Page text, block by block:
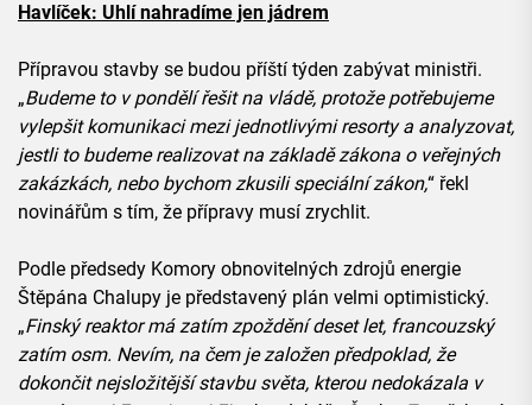
Havlíček: Uhlí nahradíme jen jádrem
Přípravou stavby se budou příští týden zabývat ministři.
„Budeme to v pondělí řešit na vládě, protože potřebujeme
vylepšit komunikaci mezi jednotlivými resorty a analyzovat,
jestli to budeme realizovat na základě zákona o veřejných
zakázkách, nebo bychom zkusili speciální zákon,“ řekl
novinářům s tím, že přípravy musí zrychlit.
Podle předsedy Komory obnovitelných zdrojů energie
Štěpána Chalupy je představený plán velmi optimistický.
„Finský reaktor má zatím zpoždění deset let, francouzský
zatím osm. Nevím, na čem je založen předpoklad, že
dokončit nejsložitější stavbu světa, kterou nedokázala v